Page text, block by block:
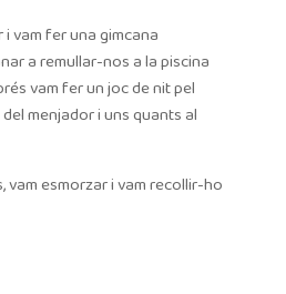
vam fer una gimcana
a remullar-nos a la piscina
vam fer un joc de nit pel
menjador i uns quants al
vam esmorzar i vam recollir-ho